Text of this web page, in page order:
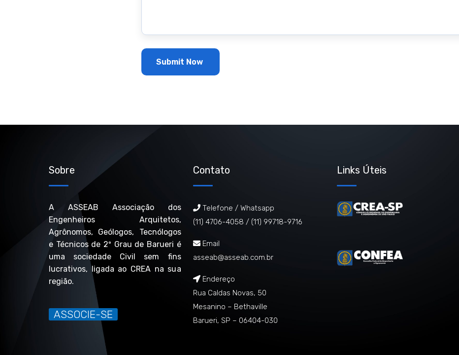
Sobre
A ASSEAB Associação dos
Engenheiros Arquitetos,
Agrônomos, Geólogos, Tecnólogos
e Técnicos de 2º Grau de Barueri é
uma sociedade Civil sem fins
lucrativos, ligada ao CREA na sua
região.
ASSOCIE-SE
Contato
Telefone / Whatsapp
(11) 4706-4058 / (11) 99718-9716
Email
asseab@asseab.com.br
Endereço
Rua Caldas Novas, 50
Mesanino – Bethaville
Barueri, SP – 06404-030
Links Úteis